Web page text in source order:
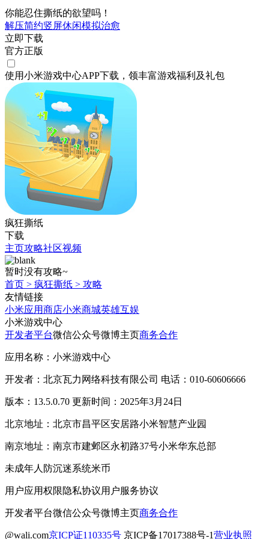
你能忍住撕纸的欲望吗！
解压简约竖屏休闲模拟治愈
立即下载
官方正版
使用小米游戏中心APP下载 ，领丰富游戏福利 及礼包
疯狂撕纸
下载
主页攻略社区视频
暂时没有攻略~
首页 > 疯狂撕纸 > 攻略
友情链接
小米应用商店小米商城英雄互娱
小米游戏中心
开发者平台微信公众号微博主页商务合作
应用名称：小米游戏中心
开发者：北京瓦力网络科技有限公司 电话：010-60606666
版本：13.5.0.70 更新时间：2025年3月24日
北京地址：北京市昌平区安居路小米智慧产业园
南京地址：南京市建邺区永初路37号小米华东总部
未成年人防沉迷系统米币
用户应用权限隐私协议用户服务协议
开发者平台微信公众号微博主页商务合作
@wali.com京ICP证110335号 京ICP备17017388号-1营业执照